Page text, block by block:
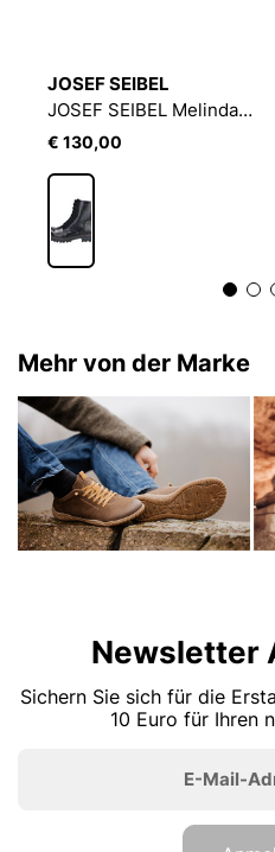
JOSEF SEIBEL
JOSEF SEIBEL Melinda 02 | Stiefelette für Damen | Schwarz
€ 130,00
Mehr von der Marke
Newsletter
Sichern Sie sich für die
10 Euro für Ihren
E-Mail-